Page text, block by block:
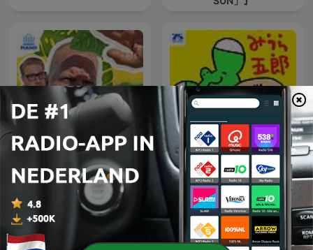
Wat een Week! みうら五郎